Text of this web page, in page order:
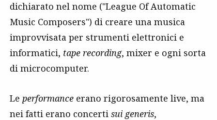
dichiarato nel nome ("League Of Automatic
Music Composers") di creare una musica
improvvisata per strumenti elettronici e
informatici, tape recording, mixer e ogni sorta
di microcomputer.
Le performance erano rigorosamente live, ma
nei fatti erano concerti sui generis,